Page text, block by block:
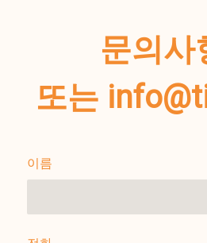
문의사
또는
이름